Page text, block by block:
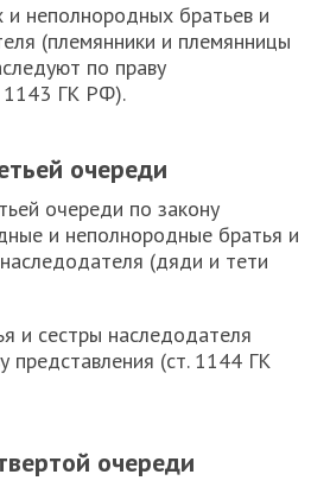
неполнородных братьев и
(племянники и племянницы
по праву
1143 ГК РФ).
очереди
очереди по закону
и неполнородные братья и
(дяди и тети
и сестры наследодателя
представления (ст. 1144 ГК
очереди